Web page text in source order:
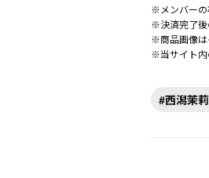
※メンバーの
※決済完了後
※商品画像は
※当サイト内
#西潟茉